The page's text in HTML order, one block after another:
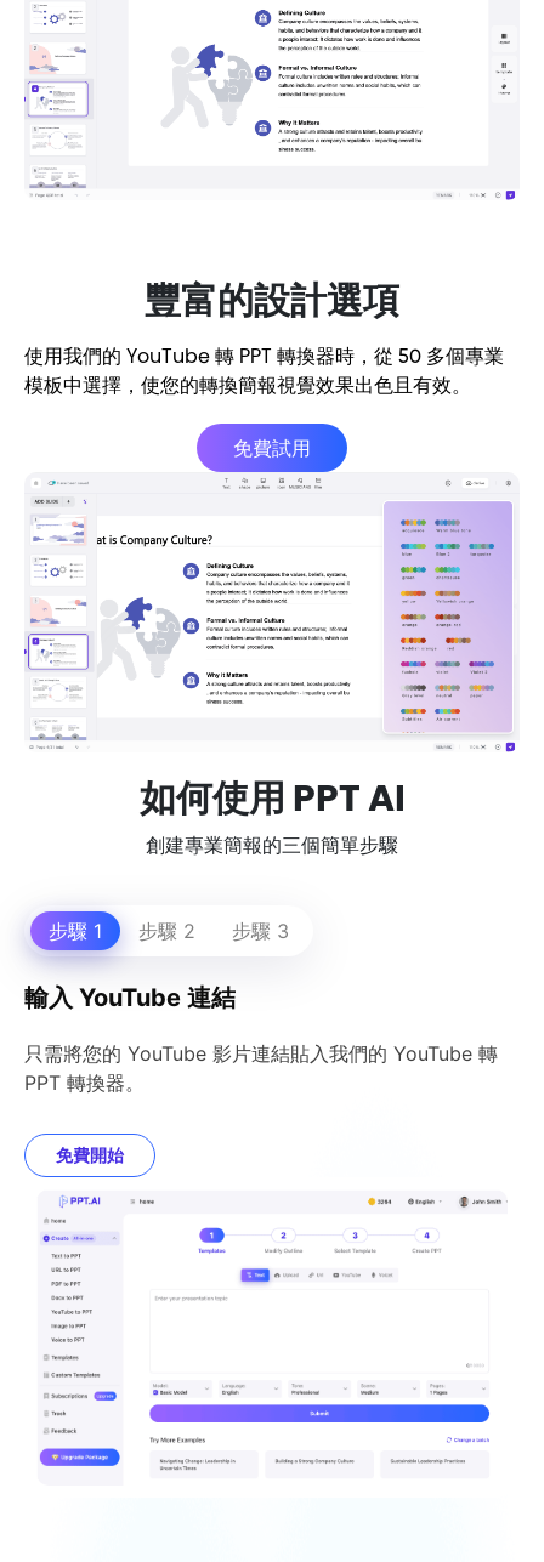
豐富的設計選項
使用我們的 YouTube 轉 PPT 轉換器時，從 50 多個專業
模板中選擇，使您的轉換簡報視覺效果出色且有效。
免費試用
如何使用 PPT AI
創建專業簡報的三個簡單步驟
步驟 1 步驟 2 步驟 3
輸入 YouTube 連結
只需將您的 YouTube 影片連結貼入我們的 YouTube 轉
PPT 轉換器。
免費開始